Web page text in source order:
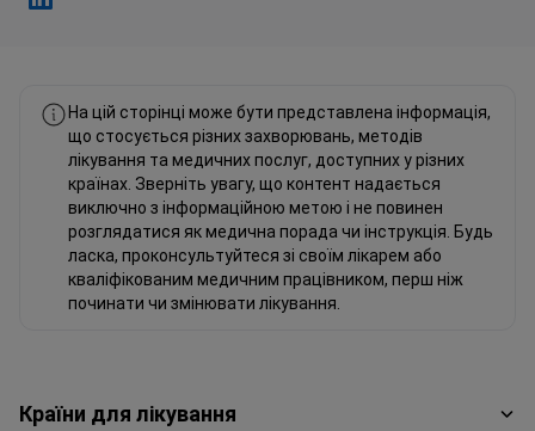
На цій сторінці може бути представлена інформація,
що стосується різних захворювань, методів
лікування та медичних послуг, доступних у різних
країнах. Зверніть увагу, що контент надається
виключно з інформаційною метою і не повинен
розглядатися як медична порада чи інструкція. Будь
ласка, проконсультуйтеся зі своїм лікарем або
кваліфікованим медичним працівником, перш ніж
починати чи змінювати лікування.
Країни для лікування